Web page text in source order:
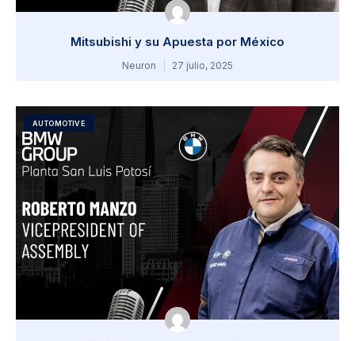
Mitsubishi y su Apuesta por México
Neuron 27 julio, 2025
AUTOMOTIVE